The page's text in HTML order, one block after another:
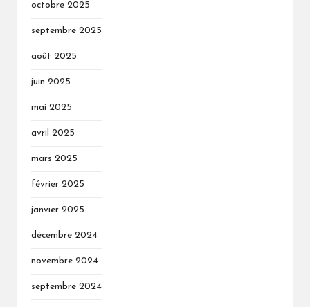
octobre 2025
septembre 2025
août 2025
juin 2025
mai 2025
avril 2025
mars 2025
février 2025
janvier 2025
décembre 2024
novembre 2024
septembre 2024